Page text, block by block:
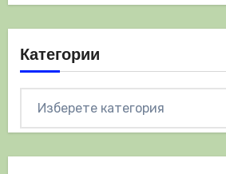
Категории